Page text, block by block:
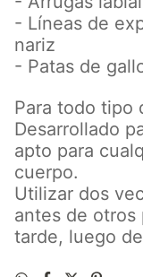
- Líneas de
nariz
- Patas de
Para todo tipo
Desarrollado
apto para
cuerpo.
Utilizar dos
antes de otros
tarde, luego